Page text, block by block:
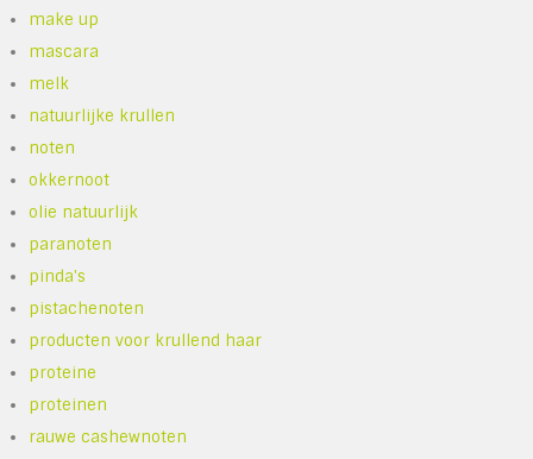
make up
mascara
melk
natuurlijke krullen
noten
okkernoot
olie natuurlijk
paranoten
pinda's
pistachenoten
producten voor krullend haar
proteine
proteinen
rauwe cashewnoten